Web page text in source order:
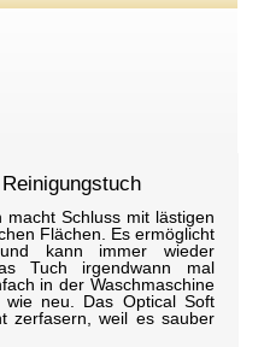
macht Schluss mit lästigen
Flächen. Es ermöglicht
kann immer wieder
Tuch irgendwann mal
in der Waschmaschine
neu. Das Optical Soft
zerfasern, weil es sauber